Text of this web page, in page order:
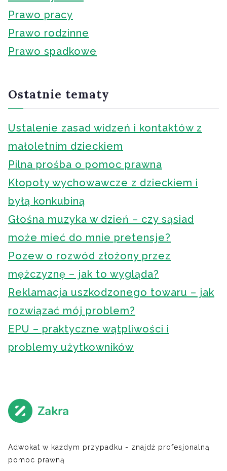
Prawo pracy
Prawo rodzinne
Prawo spadkowe
Ostatnie tematy
Ustalenie zasad widzeń i kontaktów z
małoletnim dzieckiem
Pilna prośba o pomoc prawna
Kłopoty wychowawcze z dzieckiem i
byłą konkubiną
Głośna muzyka w dzień – czy sąsiad
może mieć do mnie pretensje?
Pozew o rozwód złożony przez
mężczyznę – jak to wygląda?
Reklamacja uszkodzonego towaru – jak
rozwiązać mój problem?
EPU – praktyczne wątpliwości i
problemy użytkowników
Adwokat w każdym przypadku - znajdź profesjonalną
pomoc prawną